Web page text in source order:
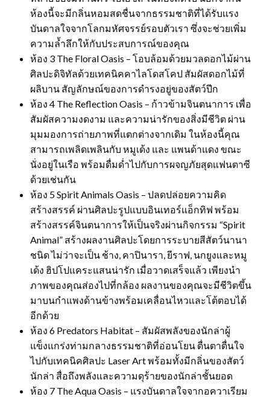
ห้องนี้จะมีกลิ่นหอมสดชื่นจากธรรมชาติที่ได้รับแรง
บันดาลใจจากโลกมหัศจรรย์รอบตัวเรา ซึ่งจะช่วยเพิ่ม
ความล้ำลึกให้กับประสบการณ์ของคุณ
ห้อง 3 The Floral Oasis – โอบล้อมด้วยมวลดอกไม้ผ่าน
ศิลปะดิจิทัลด้วยเทคนิคคาไลโดสโคป สัมผัสดอกไม้ที่
ผลิบาน สัญลักษณ์ของการดำรงอยู่ของสัตว์ปีก
ห้อง 4 The Reflection Oasis – ก้าวข้ามจินตนาการ เพื่อ
สัมผัสความงดงาม และความน่ารักของสิ่งมีชีวิต ผ่าน
มุมมองการถ่ายภาพที่แตกต่างจากเดิม ในห้องนี้คุณ
สามารถเพลิดเพลินกับ หมูเด้ง และ แพนด้าแดง ขณะ
นั่งอยู่ในเรือ พร้อมดื่มด่ำไปกับการผจญภัยสุดแฟนตาซี
ด้วยเช่นกัน
ห้อง 5 Spirit Animals Oasis – ปลดปล่อยความคิด
สร้างสรรค์ ผ่านศิลปะรูปแบบอินเทอร์แอ็กทิฟ พร้อม
สร้างสรรค์จินตนาการให้เป็นจริงผ่านกิจกรรม “Spirit
Animal” สร้างผลงานศิลปะโดยการระบายสีสัตว์นานา
ชนิด ไม่ว่าจะเป็น ช้าง, คาปินารา, ยีราฟ, นกยูงและหมู
เด้ง ฮิปโปแคระแสนน่ารัก เมื่อวาดเสร็จแล้ว เพียงนำ
ภาพของคุณส่องไปที่กล้อง ผลงานของคุณจะมีชีวิตขึ้น
มาบนกำแพงด้านข้างพร้อมเคลื่อนไหวและโต้ตอบได้
อีกด้วย
ห้อง 6 Predators Habitat – สัมผัสพลังของนักล่าผู้
แข็งแกร่งท่ามกลางธรรมชาติที่อ่อนโยน ตื่นตาตื่นใจ
ไปกับเทคนิคศิลปะ Laser Art พร้อมทั้งมีกลิ่นของสัตว์
นักล่า สื่อถึงพลังและความดุร้ายของนักล่าชั้นยอด
ห้อง 7 The Aqua Oasis – แรงบันดาลใจจากอควาเรียม